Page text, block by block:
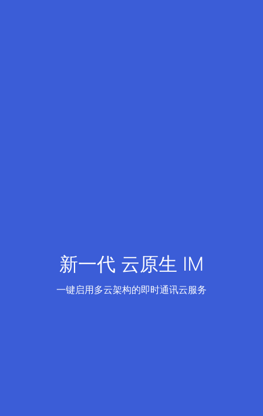
新一代 云原生 IM
一键启用多云架构的即时通讯云服务